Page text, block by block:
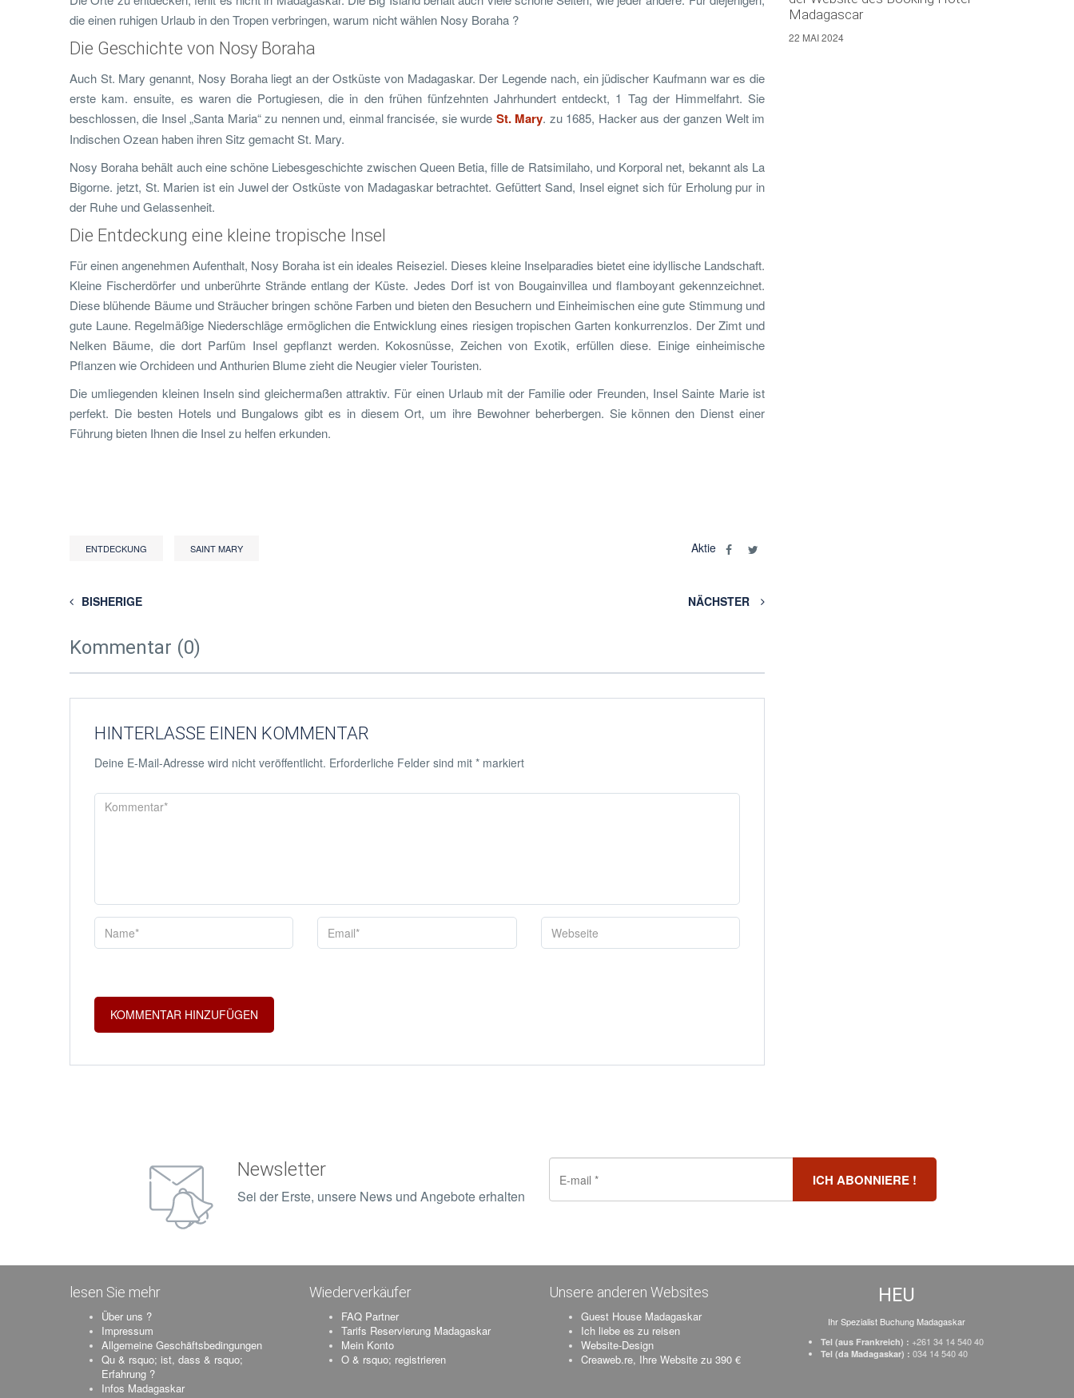
die einen ruhigen Urlaub in den Tropen verbringen, warum nicht wählen Nosy Boraha ?
Die Geschichte von Nosy Boraha
Auch St. Mary genannt, Nosy Boraha liegt an der Ostküste von Madagaskar. Der Legende nach, ein jüdischer Kaufmann war es die
erste kam. ensuite, es waren die Portugiesen, die in den frühen fünfzehnten Jahrhundert entdeckt, 1 Tag der Himmelfahrt. Sie
beschlossen, die Insel „Santa Maria“ zu nennen und, einmal francisée, sie wurde St. Mary. zu 1685, Hacker aus der ganzen Welt im
Indischen Ozean haben ihren Sitz gemacht St. Mary.
Nosy Boraha behält auch eine schöne Liebesgeschichte zwischen Queen Betia, fille de Ratsimilaho, und Korporal net, bekannt als La
Bigorne. jetzt, St. Marien ist ein Juwel der Ostküste von Madagaskar betrachtet. Gefüttert Sand, Insel eignet sich für Erholung pur in
der Ruhe und Gelassenheit.
Die Entdeckung eine kleine tropische Insel
Für einen angenehmen Aufenthalt, Nosy Boraha ist ein ideales Reiseziel. Dieses kleine Inselparadies bietet eine idyllische Landschaft.
Kleine Fischerdörfer und unberührte Strände entlang der Küste. Jedes Dorf ist von Bougainvillea und flamboyant gekennzeichnet.
Diese blühende Bäume und Sträucher bringen schöne Farben und bieten den Besuchern und Einheimischen eine gute Stimmung und
gute Laune. Regelmäßige Niederschläge ermöglichen die Entwicklung eines riesigen tropischen Garten konkurrenzlos. Der Zimt und
Nelken Bäume, die dort Parfüm Insel gepflanzt werden. Kokosnüsse, Zeichen von Exotik, erfüllen diese. Einige einheimische
Pflanzen wie Orchideen und Anthurien Blume zieht die Neugier vieler Touristen.
Die umliegenden kleinen Inseln sind gleichermaßen attraktiv. Für einen Urlaub mit der Familie oder Freunden, Insel Sainte Marie ist
perfekt. Die besten Hotels und Bungalows gibt es in diesem Ort, um ihre Bewohner beherbergen. Sie können den Dienst einer
Führung bieten Ihnen die Insel zu helfen erkunden.
ENTDECKUNG SAINT MARY Aktie
BISHERIGE NÄCHSTER
Kommentar (0)
HINTERLASSE EINEN KOMMENTAR
Deine E-Mail-Adresse wird nicht veröffentlicht. Erforderliche Felder sind mit * markiert
Madagascar
22 MAI 2024
Newsletter
Sei der Erste, unsere News und Angebote erhalten
lesen Sie mehr
Über uns ?
Impressum
Allgemeine Geschäftsbedingungen
Qu & rsquo; ist, dass & rsquo;
Erfahrung ?
Infos Madagaskar
Wiederverkäufer
FAQ Partner
Tarifs Reservierung Madagaskar
Mein Konto
O & rsquo; registrieren
Unsere anderen Websites
Guest House Madagaskar
Ich liebe es zu reisen
Website-Design
Creaweb.re, Ihre Website zu 390 €
HEU
Ihr Spezialist Buchung Madagaskar
Tel (aus Frankreich) : +261 34 14 540 40
Tel (da Madagaskar) : 034 14 540 40